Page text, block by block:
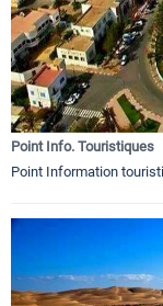
Point Info. Touristiques
Point Information